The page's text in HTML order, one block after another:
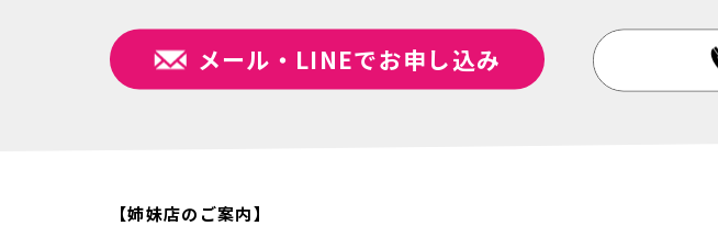
メール・LINEでお申し込み
【姉妹店のご案内】